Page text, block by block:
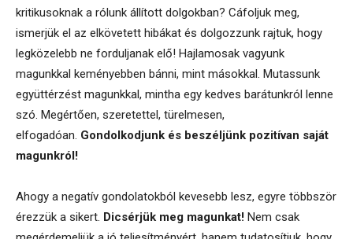
kritikusoknak a rólunk állított dolgokban? Cáfoljuk meg,
ismerjük el az elkövetett hibákat és dolgozzunk rajtuk, hogy
legközelebb ne forduljanak elő! Hajlamosak vagyunk
magunkkal keményebben bánni, mint másokkal. Mutassunk
együttérzést magunkkal, mintha egy kedves barátunkról lenne
szó. Megértően, szeretettel, türelmesen,
elfogadóan. Gondolkodjunk és beszéljünk pozitívan saját
magunkról!
Ahogy a negatív gondolatokból kevesebb lesz, egyre többször
érezzük a sikert. Dicsérjük meg magunkat! Nem csak